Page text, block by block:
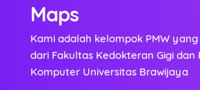
Maps
Kami adalah kelompok PMW
dari Fakultas Kedokteran Gigi dan
Komputer Universitas Brawijaya